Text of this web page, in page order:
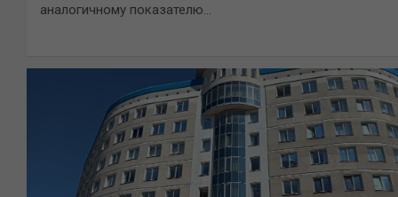
аналогичному показателю…